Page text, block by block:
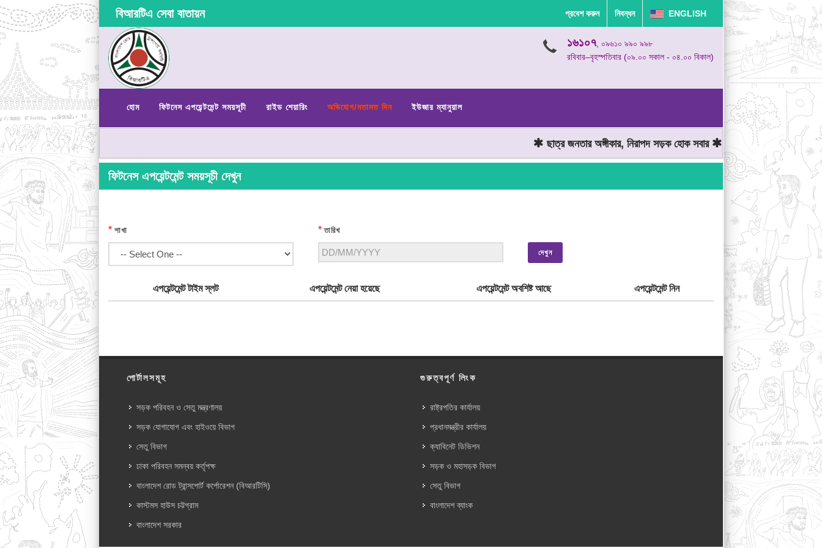
বিআরটিএ সেবা বাতায়ন প্রবেশ করুন নিবন্ধন ENGLISH
১৬১০৭, ০৯৬১০ ৯৯০ ৯৯৮
রবিবার–বৃহস্পতিবার (০৯.০০ সকাল - ০৪.০০ বিকাল)
হোম ফিটনেস এপয়েন্টমেন্ট সময়সূচী রাইড শেয়ারিং অভিযোগ/মতামত দিন ইউজার ম্যানুয়াল
ছাত্র জনতার অঙ্গীকার, নিরাপদ সড়ক হোক সবার মোটরযান চালানোর সময়
ফিটনেস এপয়েন্টমেন্ট সময়সূচী দেখুন
* শাখা * তারিখ
দেখুন
এপয়েন্টমেন্ট টাইম স্লট এপয়েন্টমেন্ট নেয়া হয়েছে এপয়েন্টমেন্ট অবশিষ্ট আছে এপয়েন্টমেন্ট নিন
পোর্টালসমূহ
সড়ক পরিবহন ও সেতু মন্ত্রণালয়
সড়ক যোগাযোগ এবং হাইওয়ে বিভাগ
সেতু বিভাগ
ঢাকা পরিবহন সমন্বয় কর্তৃপক্ষ
বাংলাদেশ রোড ট্রান্সপোর্ট কর্পোরেশন (বিআরটিসি)
কাস্টমস হাউস চট্টগ্রাম
বাংলাদেশ সরকার
গুরুত্বপূর্ণ লিংক
রাষ্ট্রপতির কার্যালয়
প্রধানমন্ত্রীর কার্যালয়
ক্যাবিনেট ডিভিশন
সড়ক ও মহাসড়ক বিভাগ
সেতু বিভাগ
বাংলাদেশ ব্যাংক